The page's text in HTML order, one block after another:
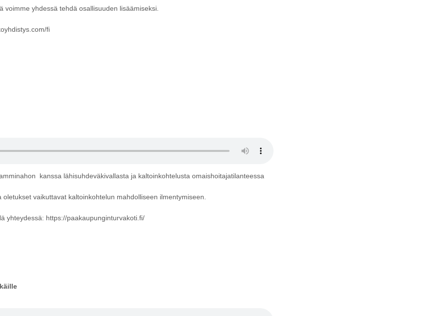
yhdessä tehdä osallisuuden lisäämiseksi.
fi
kanssa lähisuhdeväkivallasta ja kaltoinkohtelusta omaishoitajatilanteessa
vaikuttavat kaltoinkohtelun mahdolliseen ilmentymiseen.
yhteydessä: https://paakaupunginturvakoti.fi/